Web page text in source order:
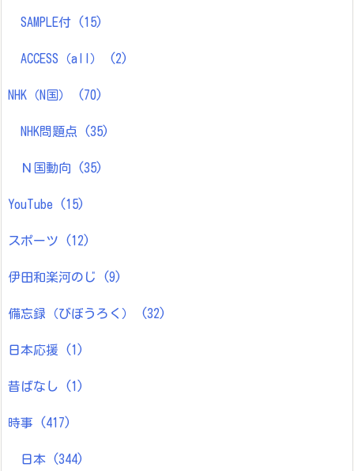
SAMPLE付 (15)
ACCESS（all） (2)
NHK（N国） (70)
NHK問題点 (35)
Ｎ国動向 (35)
YouTube (15)
スポーツ (12)
伊田和楽河のじ (9)
備忘録（びぼうろく） (32)
日本応援 (1)
昔ばなし (1)
時事 (417)
日本 (344)